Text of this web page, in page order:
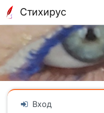
Стихирус
Вход